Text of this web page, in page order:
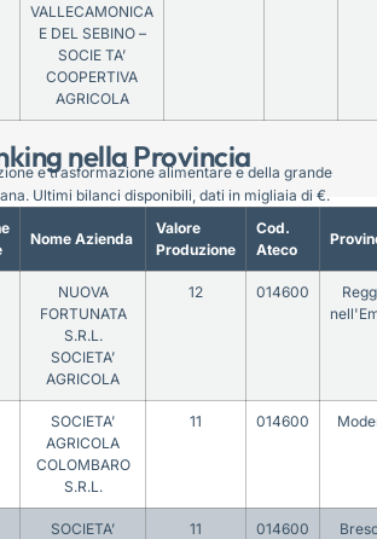
nella Provincia
VALLECAMONICA
E DEL SEBINO –
SOCIE TA’
COOPERTIVA
AGRICOLA
Nome Azienda
Valore
Produzione
Cod.
Ateco
NUOVA
FORTUNATA
S.R.L.
SOCIETA’
AGRICOLA
12 014600
SOCIETA’
AGRICOLA
COLOMBARO
S.R.L.
11 014600
SOCIETA’
11 014600
e trasformazione alimentare e della grande
Ultimi bilanci disponibili, dati in migliaia di €.